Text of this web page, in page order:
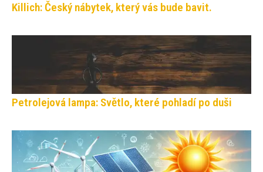
Killich: Český nábytek, který vás bude bavit.
Petrolejová lampa: Světlo, které pohladí po duši